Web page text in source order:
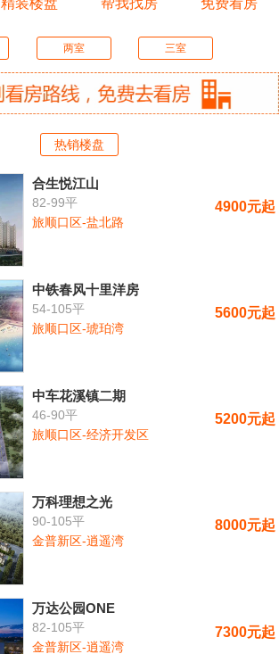
两室 三室
热销楼盘
合生悦江山
82-99平
旅顺口区-盐北路
4900元起
中铁春风十里洋房
54-105平
旅顺口区-琥珀湾
5600元起
中车花溪镇二期
46-90平
旅顺口区-经济开发区
5200元起
万科理想之光
90-105平
金普新区-逍遥湾
8000元起
万达公园ONE
82-105平
金普新区-逍遥湾
7300元起